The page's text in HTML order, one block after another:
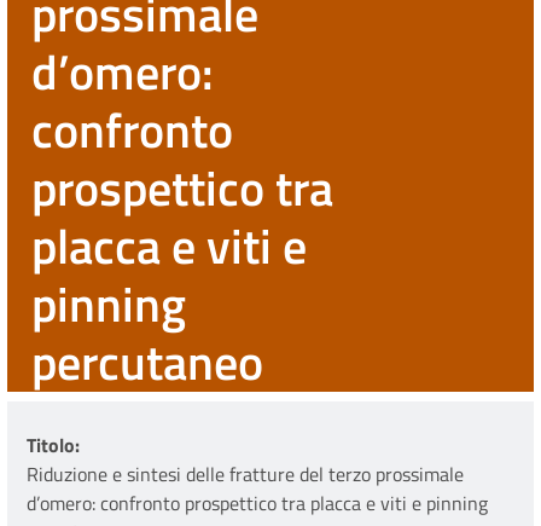
d’omero:
confronto
prospettico tra
placca e viti e
pinning
percutaneo
Titolo
Riduzione e sintesi delle fratture del terzo prossimale
d’omero: confronto prospettico tra placca e viti e pinning